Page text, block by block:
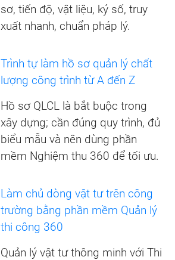
sơ, tiến độ, vật liệu, ký số, truy
xuất nhanh, chuẩn pháp lý.
Trình tự làm hồ sơ quản lý chất
lượng công trình từ A đến Z
Hồ sơ QLCL là bắt buộc trong
xây dựng; cần đúng quy trình, đủ
biểu mẫu và nên dùng phần
mềm Nghiệm thu 360 để tối ưu.
Làm chủ dòng vật tư trên công
trường bằng phần mềm Quản lý
thi công 360
Quản lý vật tư thông minh với Thi